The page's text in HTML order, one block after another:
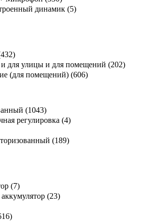
динамик (5)
для улицы и для помещений (202)
(для помещений) (606)
(1043)
регулировка (4)
(189)
(7)
(23)